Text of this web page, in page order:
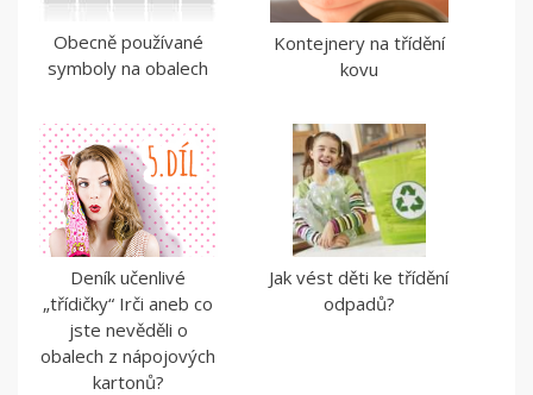
Obecně používané
symboly na obalech
Kontejnery na třídění
kovu
Deník učenlivé
„třídičky“ Irči aneb co
jste nevěděli o
obalech z nápojových
kartonů?
Jak vést děti ke třídění
odpadů?